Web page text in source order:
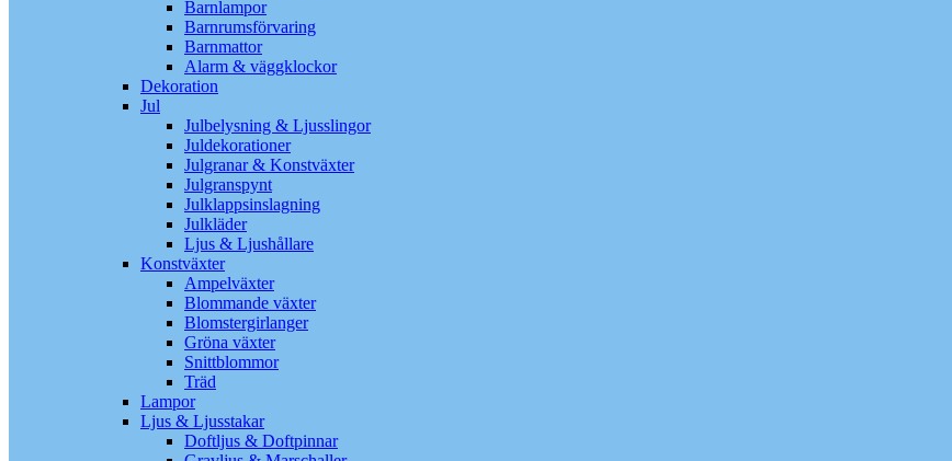
Barnlampor
Barnrumsförvaring
Barnmattor
Alarm & väggklockor
Dekoration
Jul
Julbelysning & Ljusslingor
Juldekorationer
Julgranar & Konstväxter
Julgranspynt
Julklappsinslagning
Julkläder
Ljus & Ljushållare
Konstväxter
Ampelväxter
Blommande växter
Blomstergirlanger
Gröna växter
Snittblommor
Träd
Lampor
Ljus & Ljusstakar
Doftljus & Doftpinnar